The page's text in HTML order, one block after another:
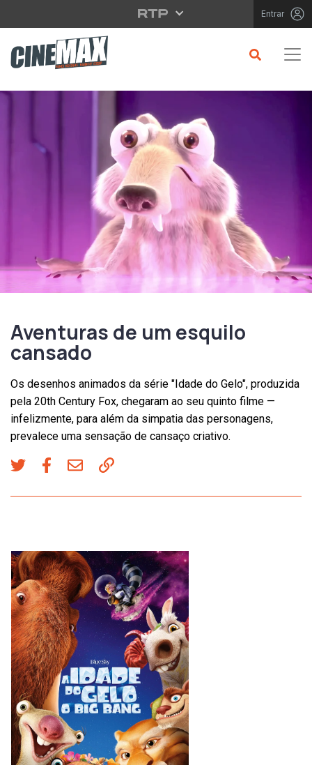
Saltar para o conteúdo principal Entrar
Aventuras de um esquilo
cansado
Os desenhos animados da série "Idade do Gelo", produzida
pela 20th Century Fox, chegaram ao seu quinto filme —
infelizmente, para além da simpatia das personagens,
prevalece uma sensação de cansaço criativo.